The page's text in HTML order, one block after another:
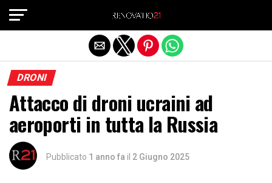
DRONI
Attacco di droni ucraini ad
aeroporti in tutta la Russia
Pubblicato 1 anno fa il 2 Giugno 2025
Exit mobile version